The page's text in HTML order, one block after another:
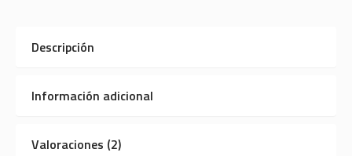
Descripción
Información adicional
Valoraciones (2)